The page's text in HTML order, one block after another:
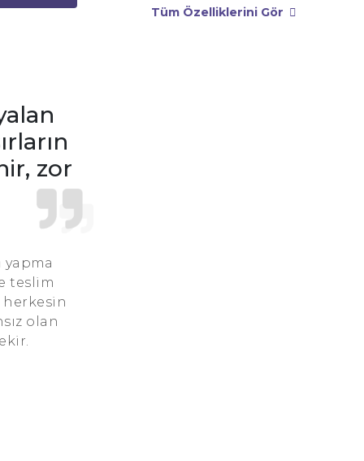
zor
yapma
teslim
herkesin
olan
Tüm Özelliklerini Gör